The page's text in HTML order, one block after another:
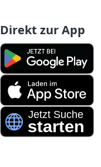
Direkt zur App